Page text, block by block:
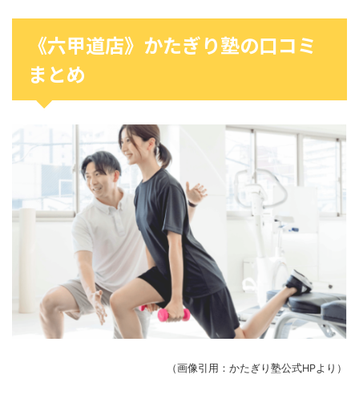
《六甲道店》かたぎり塾の口コミ
まとめ
（画像引用：かたぎり塾公式HPより）